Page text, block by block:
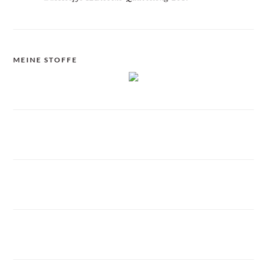
MEINE STOFFE